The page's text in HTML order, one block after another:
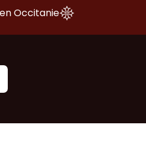
Occitanie